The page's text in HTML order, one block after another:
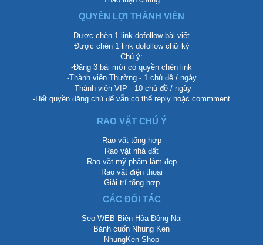
QUYỀN LỢI THÀNH VIÊN
Được chèn 1 link dofollow bài viết
Được chèn 1 link dofollow chữ ký
Chú ý:
-Đăng 3 bài mới có quyền chèn link
-Thành viên Thường - 1 chủ đề / ngày
-Thành viên VIP - 10 chủ đề / ngày
-Hết quyền đăng chủ để vẫn có thể reply hoặc commment
RAO VẶT CHÚ Ý
Rao vặt tổng hợp
Rao vặt nhà đất
Rao vặt mỹ phẩm làm đẹp
Rao vặt điện thoại
Giải trí tổng hợp
CÁC ĐỐI TÁC
Seo WEB Biên Hòa Đồng Nai
Bánh cuốn Nhung Ken
NhungKen Shop